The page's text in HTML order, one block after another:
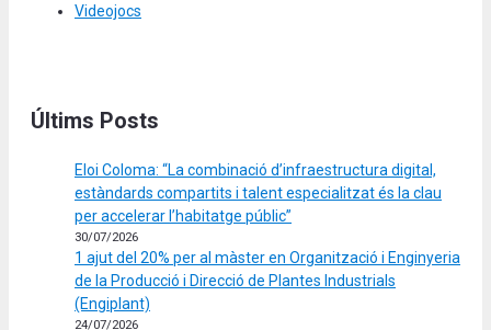
Videojocs
Últims Posts
Eloi Coloma: “La combinació d’infraestructura digital,
estàndards compartits i talent especialitzat és la clau
per accelerar l’habitatge públic”
30/07/2026
1 ajut del 20% per al màster en Organització i Enginyeria
de la Producció i Direcció de Plantes Industrials
(Engiplant)
24/07/2026